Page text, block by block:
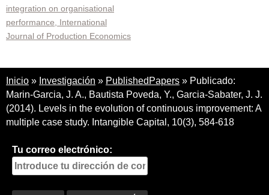
integration on organisational
performance, International
Journal of Production Economics
Inicio » Investigación » PublishedPapers » Publicado:
Marin-Garcia, J. A., Bautista Poveda, Y., Garcia-Sabater, J. J.
(2014). Levels in the evolution of continuous improvement: A
multiple case study. Intangible Capital, 10(3), 584-618
Tu correo electrónico: